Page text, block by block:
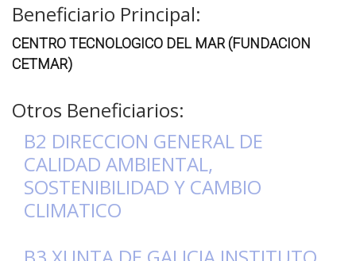
Beneficiario Principal:
CENTRO TECNOLOGICO DEL MAR (FUNDACION
CETMAR)
Otros Beneficiarios:
B2 DIRECCION GENERAL DE
CALIDAD AMBIENTAL,
SOSTENIBILIDAD Y CAMBIO
CLIMATICO